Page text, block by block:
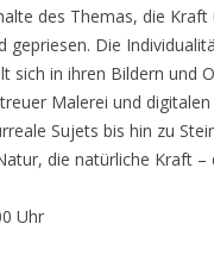
des Themas, die
Die
sich in ihren Bildern und
Malerei und
Sujets bis hin zu
die natürliche Kraft –
Uhr